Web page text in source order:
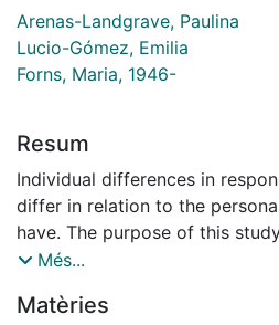
Arenas-Landgrave, Paulina
Lucio-Gómez, Emilia
Forns, Maria, 1946-
Resum
Individual differences in
differ in relation to the
have. The purpose of this
whether there are differences
to their personality traits. A
Més...
Matèries